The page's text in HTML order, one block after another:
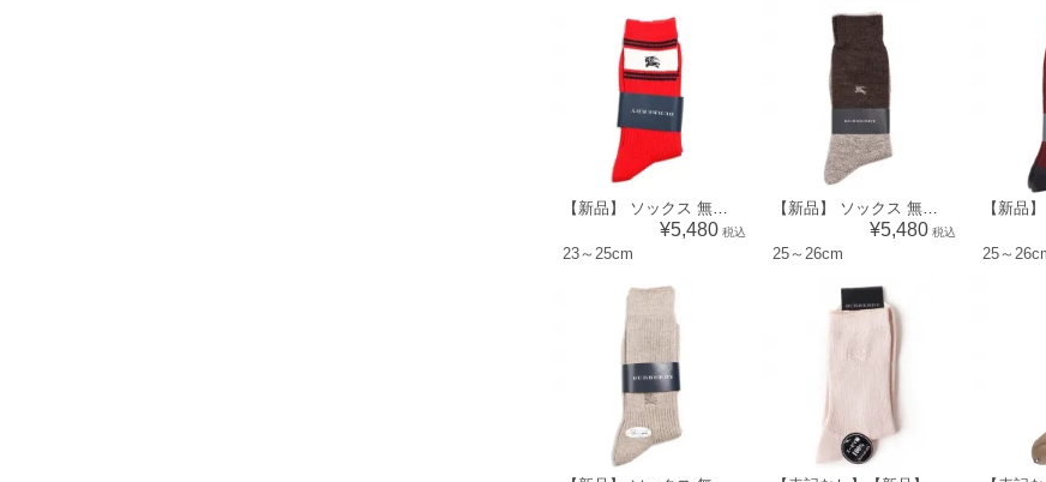
【新品】 ソックス 無地 23～25cm バーバリーロンドン 70323 BURBERRY LONDON レッド メンズ
¥5,480 税込
23～25cm
【新品】 ソックス 無地 25～26cm バーバリーロンドン 70316 BURBERRY LONDON ブラウン メンズ
¥5,480 税込
25～26cm 25～